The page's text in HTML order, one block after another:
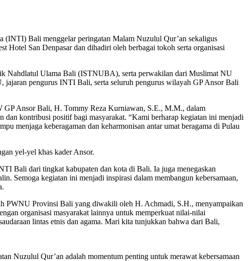
(INTI) Bali menggelar peringatan Malam Nuzulul Qur’an sekaligus
Hotel San Denpasar dan dihadiri oleh berbagai tokoh serta organisasi
Nahdlatul Ulama Bali (ISTNUBA), serta perwakilan dari Muslimat NU
pengurus INTI Bali, serta seluruh pengurus wilayah GP Ansor Bali
GP Ansor Bali, H. Tommy Reza Kurniawan, S.E., M.M., dalam
kontribusi positif bagi masyarakat. “Kami berharap kegiatan ini menjadi
menjaga keberagaman dan keharmonisan antar umat beragama di Pulau
yel-yel khas kader Ansor.
Bali dari tingkat kabupaten dan kota di Bali. Ia juga menegaskan
Semoga kegiatan ini menjadi inspirasi dalam membangun kebersamaan,
PWNU Provinsi Bali yang diwakili oleh H. Achmadi, S.H., menyampaikan
organisasi masyarakat lainnya untuk memperkuat nilai-nilai
lintas etnis dan agama. Mari kita tunjukkan bahwa dari Bali,
Nuzulul Qur’an adalah momentum penting untuk merawat kebersamaan